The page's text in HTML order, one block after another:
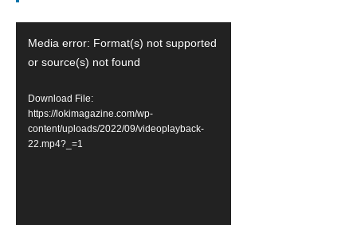
Player
Media error: Format(s) not supported
or source(s) not found
Download File:
https://lokimagazine.com/wp-
content/uploads/2022/09/videoplayback-
22.mp4?_=1